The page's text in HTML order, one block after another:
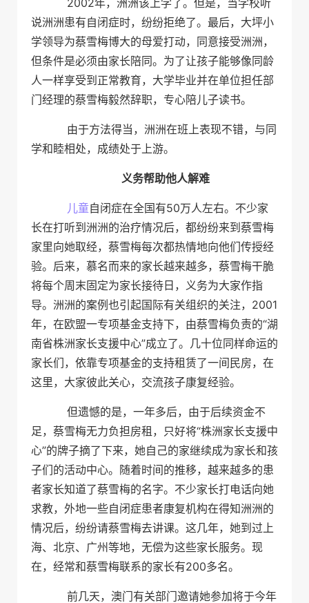
2002年，洲洲该上学了。但是，当学校听
说洲洲患有自闭症时，纷纷拒绝了。最后，大坪小
学领导为蔡雪梅博大的母爱打动，同意接受洲洲，
但条件是必须由家长陪同。为了让孩子能够像同龄
人一样享受到正常教育，大学毕业并在单位担任部
门经理的蔡雪梅毅然辞职，专心陪儿子读书。
由于方法得当，洲洲在班上表现不错，与同
学和睦相处，成绩处于上游。
义务帮助他人解难
儿童自闭症在全国有50万人左右。不少家
长在打听到洲洲的治疗情况后，都纷纷来到蔡雪梅
家里向她取经，蔡雪梅每次都热情地向他们传授经
验。后来，慕名而来的家长越来越多，蔡雪梅干脆
将每个周末固定为家长接待日，义务为大家作指
导。洲洲的案例也引起国际有关组织的关注，2001
年，在欧盟一专项基金支持下，由蔡雪梅负责的“湖
南省株洲家长支援中心”成立了。几十位同样命运的
家长们，依靠专项基金的支持租赁了一间民房，在
这里，大家彼此关心，交流孩子康复经验。
但遗憾的是，一年多后，由于后续资金不
足，蔡雪梅无力负担房租，只好将“株洲家长支援中
心”的牌子摘了下来，她自己的家继续成为家长和孩
子们的活动中心。随着时间的推移，越来越多的患
者家长知道了蔡雪梅的名字。不少家长打电话向她
求教，外地一些自闭症患者康复机构在得知洲洲的
情况后，纷纷请蔡雪梅去讲课。这几年，她到过上
海、北京、广州等地，无偿为这些家长服务。现
在，经常和蔡雪梅联系的家长有200多名。
前几天，澳门有关部门邀请她参加将于今年